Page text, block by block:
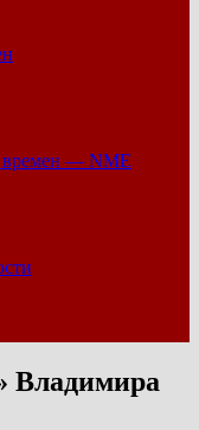
времен — NME
Владимира